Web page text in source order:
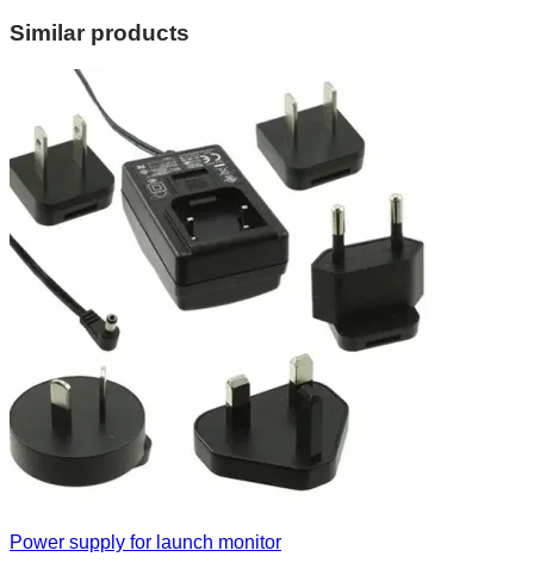
Similar products
Power supply for launch monitor